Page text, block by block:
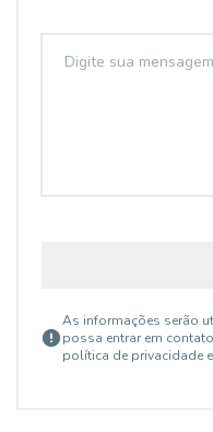
As informações serão
possa entrar em
política de privacidade